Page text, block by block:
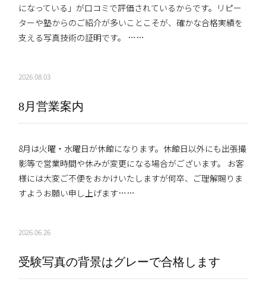
になっている」が口コミで評価されているからです。リピー
ターや塾からのご紹介が多いことこそが、確かな合格実績を
支える写真技術の証明です。 ……
2026.08.03
8月営業案内
8月は火曜・水曜日が休館になります。休館日以外にも出張撮
影等で営業時間や休みが変更になる場合がございます。 お客
様には大変ご不便をおかけいたしますが何卒、ご理解賜りま
すようお願い申し上げます……
2026.06.26
受験写真の背景はグレーで合格します